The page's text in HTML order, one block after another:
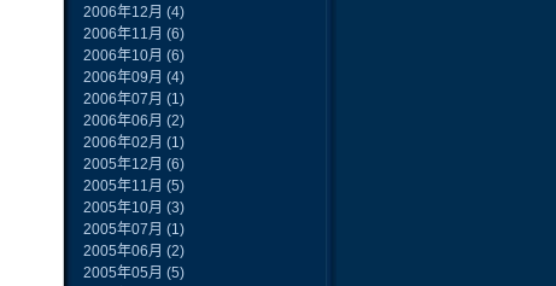
2006年12月 (4)
2006年11月 (6)
2006年10月 (6)
2006年09月 (4)
2006年07月 (1)
2006年06月 (2)
2006年02月 (1)
2005年12月 (6)
2005年11月 (5)
2005年10月 (3)
2005年07月 (1)
2005年06月 (2)
2005年05月 (5)